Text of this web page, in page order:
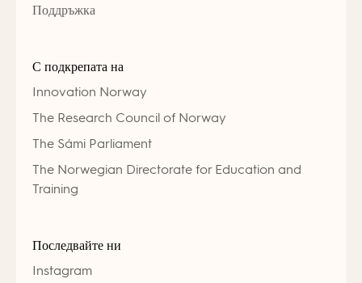
Поддръжка
С подкрепата на
Innovation Norway
The Research Council of Norway
The Sámi Parliament
The Norwegian Directorate for Education and
Training
Последвайте ни
Instagram